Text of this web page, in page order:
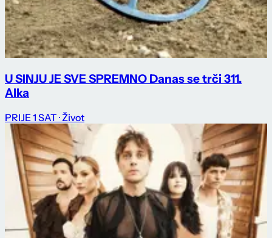
U SINJU JE SVE SPREMNO Danas se trči 311.
Alka
PRIJE 1 SAT · Život